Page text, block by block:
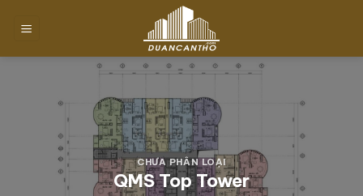
đến
CHƯA PHÂN LOẠI
QMS Top Tower